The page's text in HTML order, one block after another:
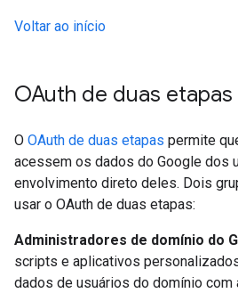
Voltar ao início
OAuth de duas etapas
O OAuth de duas etapas permite
acessem os dados do Google dos
envolvimento direto deles. Dois
usar o OAuth de duas etapas:
Administradores de domínio do
scripts e aplicativos
dados de usuários do domínio com